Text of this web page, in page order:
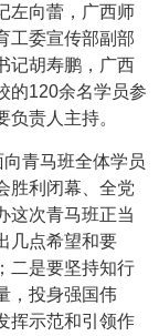
左向蕾，广西师
工委宣传部副部
记胡寿鹏，广西
的120余名学员参
责人主持。
向青马班全体学员
胜利闭幕、全党
这次青马班正当
几点希望和要
二是要坚持知行
，投身强国伟
挥示范和引领作